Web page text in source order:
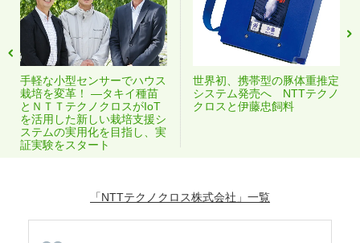
手軽な小型センサーでハウス
栽培を変革！ ―タキイ種苗
とＮＴＴテクノクロスがIoT
を活用した新しい栽培支援シ
ステムの実用化を目指し、実
証実験をスタート
世界初、携帯型の豚体重推定
システム発売へ NTTテクノ
クロスと伊藤忠飼料
「NTTテクノクロス株式会社」